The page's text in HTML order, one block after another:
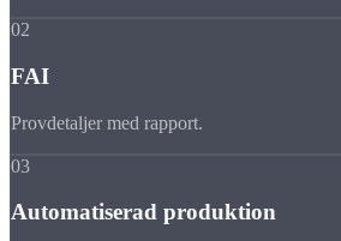
02
FAI
Provdetaljer med rapport.
03
Automatiserad produktion